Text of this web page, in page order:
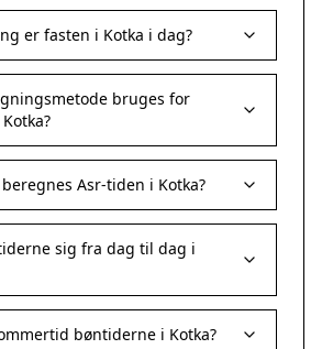
er fasten i Kotka i dag?
bruges for
Asr-tiden i Kotka?
sig fra dag til dag i
bøntiderne i Kotka?